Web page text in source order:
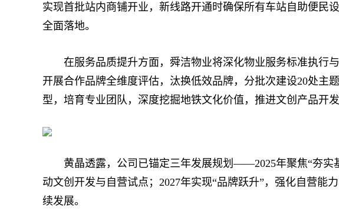
实现首批站内商铺开业，新线路开通时确保所有车站自助便民
全面落地。
在服务品质提升方面，舜洁物业将深化物业服务标准执行
开展合作品牌全维度评估，汰换低效品牌，分批次建设20处主
型，培育专业团队，深度挖掘地铁文化价值，推进文创产品开发
黄晶透露，公司已锚定三年发展规划——2025年聚焦“夯实基
动文创开发与自营试点；2027年实现“品牌跃升”，强化自营
续发展。